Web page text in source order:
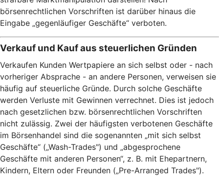
börsenrechtlichen Vorschriften ist darüber hinaus die
Eingabe „gegenläufiger Geschäfte“ verboten.
Verkauf und Kauf aus steuerlichen Gründen
Verkaufen Kunden Wertpapiere an sich selbst oder - nach
vorheriger Absprache - an andere Personen, verweisen sie
häufig auf steuerliche Gründe. Durch solche Geschäfte
werden Verluste mit Gewinnen verrechnet. Dies ist jedoch
nach gesetzlichen bzw. börsenrechtlichen Vorschriften
nicht zulässig. Zwei der häufigsten verbotenen Geschäfte
im Börsenhandel sind die sogenannten „mit sich selbst
Geschäfte“ („Wash-Trades") und „abgesprochene
Geschäfte mit anderen Personen“, z. B. mit Ehepartnern,
Kindern, Eltern oder Freunden („Pre-Arranged Trades").